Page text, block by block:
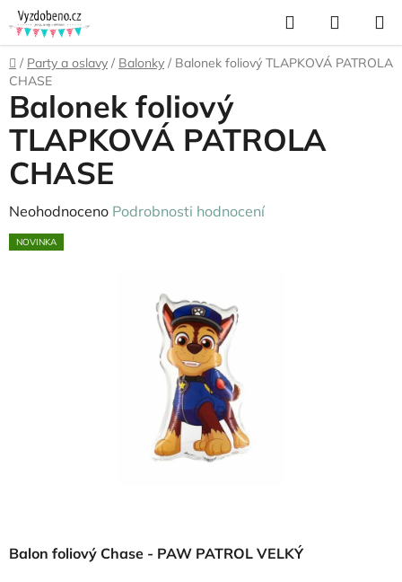
Přejít
na
obsah
Hledat
KOŠÍK
Domů
/ Party a oslavy / Balonky / Balonek foliový TLAPKOVÁ PATROLA
CHASE
Balon foliový Chase - PAW PATROL VELKÝ
Balonek foliový
TLAPKOVÁ PATROLA
CHASE
Průměrné
hodnocení
Neohodnoceno Podrobnosti hodnocení
NOVINKA